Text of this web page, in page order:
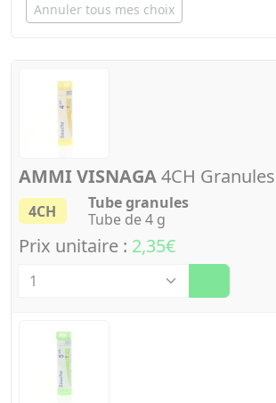
Annuler tous mes choix
AMMI VISNAGA4CH Granules
4CH
Tube granules
Tube de 4 g
Prix unitaire : 2,35€